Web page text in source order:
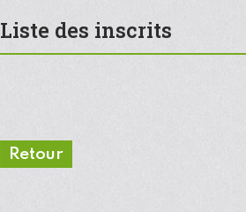
Liste des inscrits
Retour